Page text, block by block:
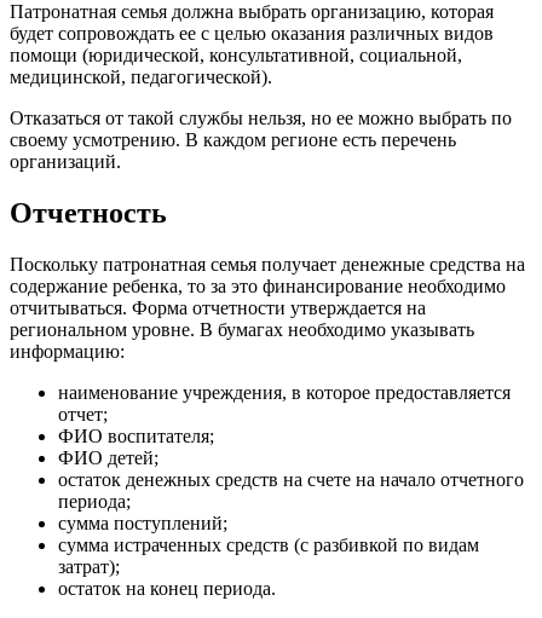
Патронатная семья должна выбрать организацию, которая
будет сопровождать ее с целью оказания различных видов
помощи (юридической, консультативной, социальной,
медицинской, педагогической).
Отказаться от такой службы нельзя, но ее можно выбрать по
своему усмотрению. В каждом регионе есть перечень
организаций.
Отчетность
Поскольку патронатная семья получает денежные средства на
содержание ребенка, то за это финансирование необходимо
отчитываться. Форма отчетности утверждается на
региональном уровне. В бумагах необходимо указывать
информацию:
наименование учреждения, в которое предоставляется
отчет;
ФИО воспитателя;
ФИО детей;
остаток денежных средств на счете на начало отчетного
периода;
сумма поступлений;
сумма истраченных средств (с разбивкой по видам
затрат);
остаток на конец периода.